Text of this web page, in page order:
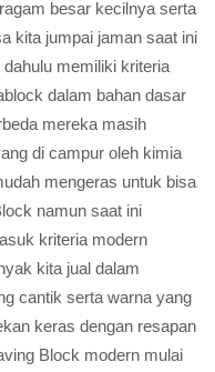
besar kecilnya serta
kita jumpai jaman saat ini
memiliki kriteria
dalam bahan dasar
mereka masih
di campur oleh kimia
mengeras untuk bisa
namun saat ini
kriteria modern
kita jual dalam
cantik serta warna yang
keras dengan resapan
Block modern mulai